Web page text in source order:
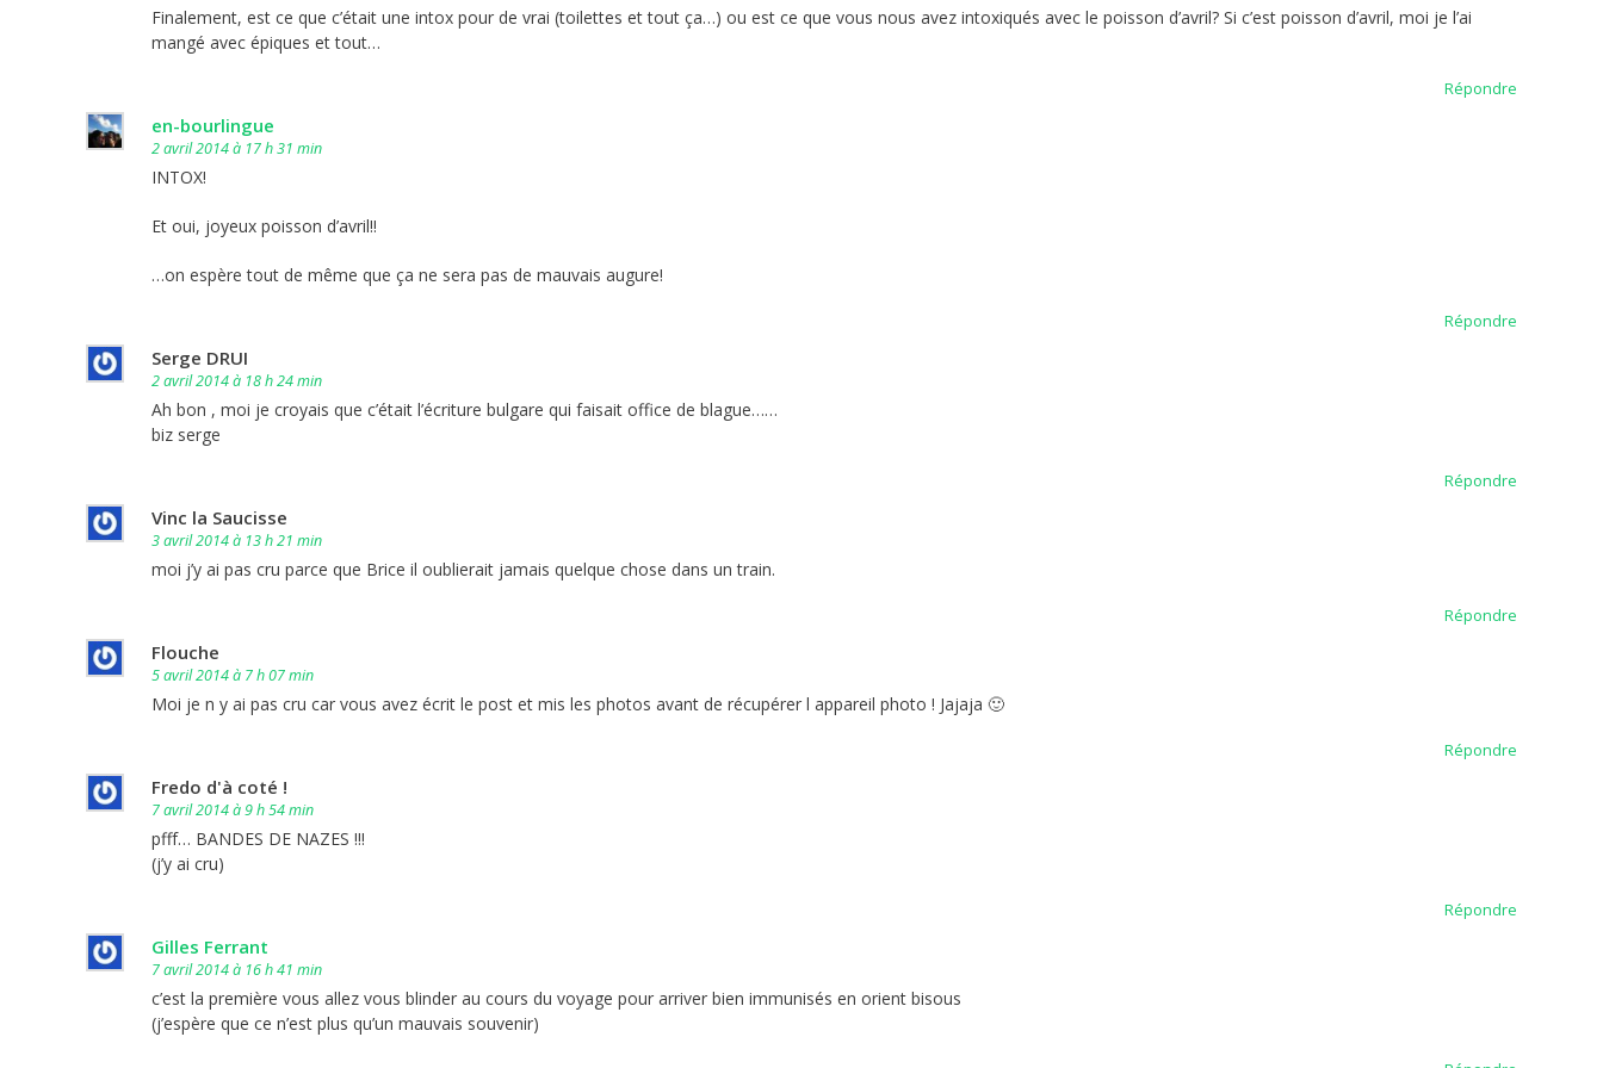
Finalement, est ce que c’était une intox pour de vrai (toilettes et tout ça…) ou est ce que vous nous avez intoxiqués avec le poisson d’avril? Si c’est poisson d’avril, moi je l’ai
mangé avec épiques et tout…
Répondre
en-bourlingue
2 avril 2014 à 17 h 31 min
INTOX!
Et oui, joyeux poisson d’avril!!
…on espère tout de même que ça ne sera pas de mauvais augure!
Répondre
Serge DRUI
2 avril 2014 à 18 h 24 min
Ah bon , moi je croyais que c’était l’écriture bulgare qui faisait office de blague……
biz serge
Répondre
Vinc la Saucisse
3 avril 2014 à 13 h 21 min
moi j’y ai pas cru parce que Brice il oublierait jamais quelque chose dans un train.
Répondre
Flouche
5 avril 2014 à 7 h 07 min
Moi je n y ai pas cru car vous avez écrit le post et mis les photos avant de récupérer l appareil photo ! Jajaja 🙂
Répondre
Fredo d'à coté !
7 avril 2014 à 9 h 54 min
pfff… BANDES DE NAZES !!!
(j’y ai cru)
Répondre
Gilles Ferrant
7 avril 2014 à 16 h 41 min
c’est la première vous allez vous blinder au cours du voyage pour arriver bien immunisés en orient bisous
(j’espère que ce n’est plus qu’un mauvais souvenir)